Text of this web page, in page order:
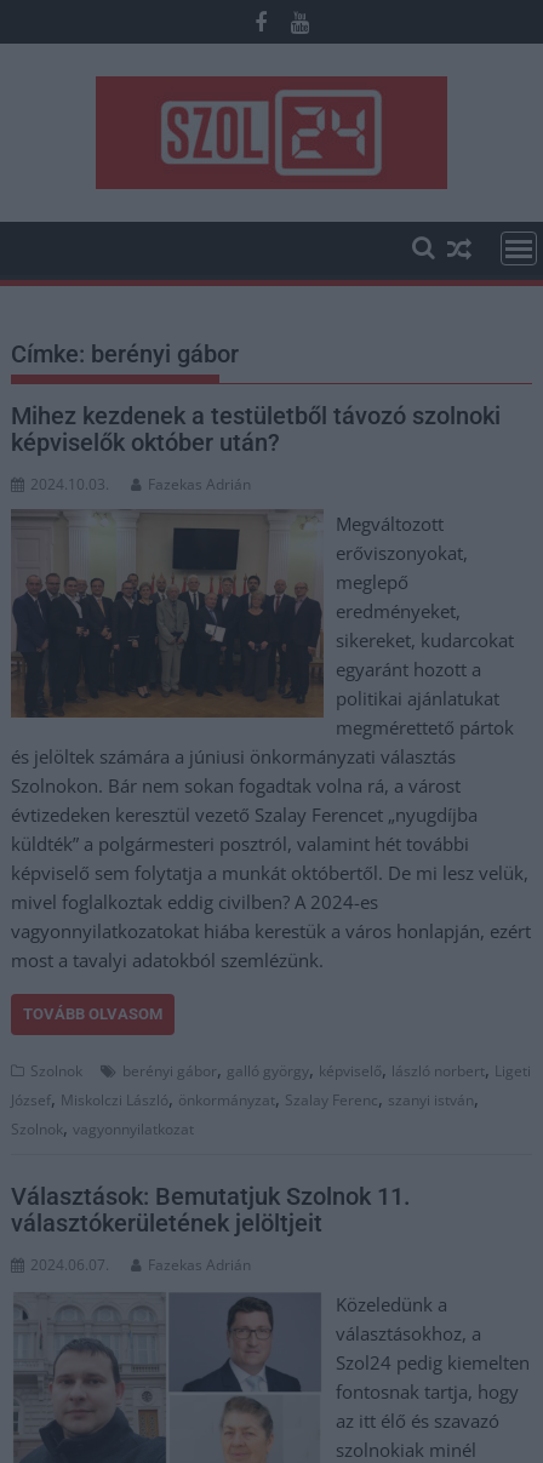
to
Címke: berényi gábor
Mihez kezdenek a testületből távozó szolnoki
képviselők október után?
2024.10.03. Fazekas Adrián
Megváltozott
erőviszonyokat,
meglepő
eredményeket,
sikereket, kudarcokat
egyaránt hozott a
politikai ajánlatukat
megmérettető pártok
és jelöltek számára a júniusi önkormányzati választás
Szolnokon. Bár nem sokan fogadtak volna rá, a várost
évtizedeken keresztül vezető Szalay Ferencet „nyugdíjba
küldték” a polgármesteri posztról, valamint hét további
képviselő sem folytatja a munkát októbertől. De mi lesz velük,
mivel foglalkoztak eddig civilben? A 2024-es
vagyonnyilatkozatokat hiába kerestük a város honlapján, ezért
most a tavalyi adatokból szemlézünk.
TOVÁBB OLVASOM
Szolnok berényi gábor, galló györgy, képviselő, lászló norbert, Ligeti
József, Miskolczi László, önkormányzat, Szalay Ferenc, szanyi istván,
Szolnok,vagyonnyilatkozat
Választások: Bemutatjuk Szolnok 11.
választókerületének jelöltjeit
2024.06.07. Fazekas Adrián
Közeledünk a
választásokhoz, a
Szol24 pedig kiemelten
fontosnak tartja, hogy
az itt élő és szavazó
szolnokiak minél